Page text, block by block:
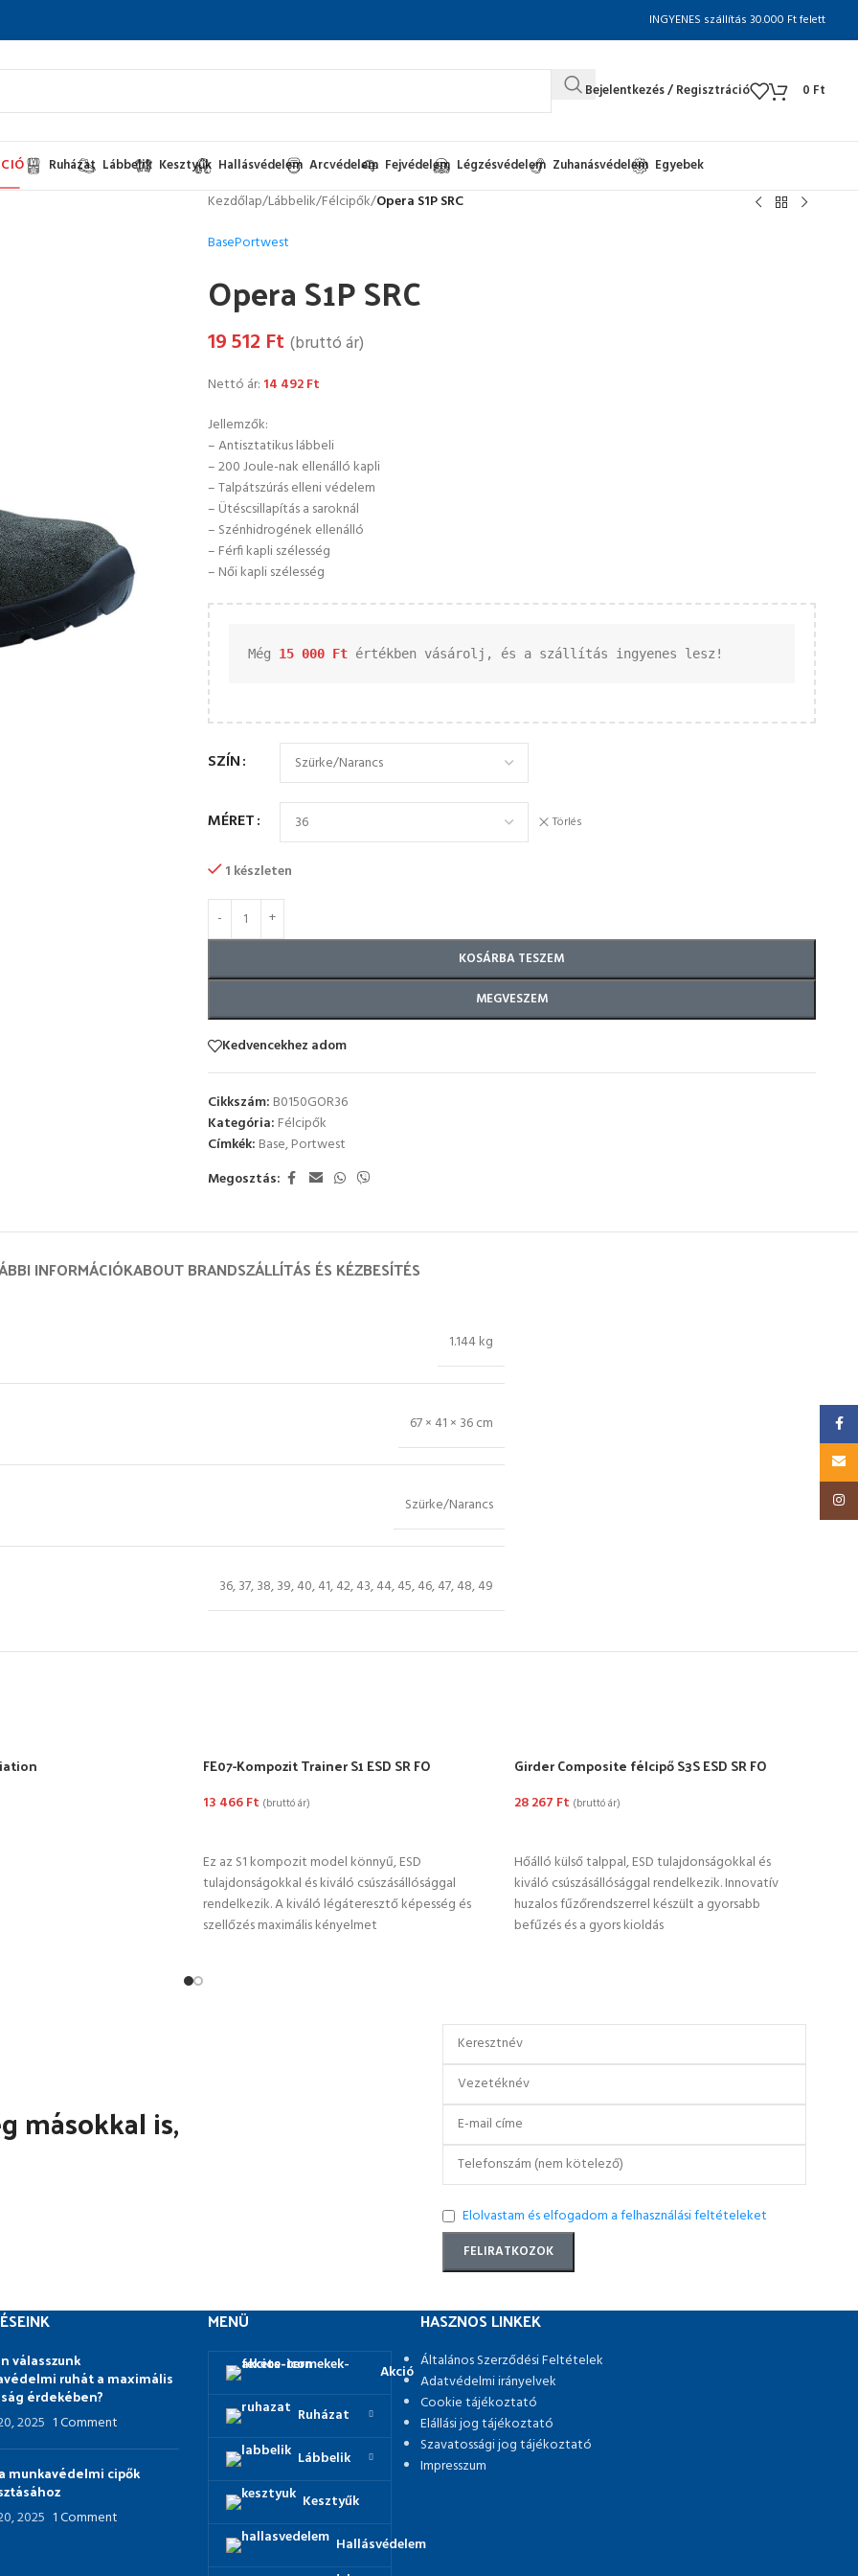
INGYENES szállítás 30.000 Ft felett
Bejelentkezés / Regisztráció 0 Ft
Ruházat Lábbelik Kesztyűk Hallásvédelem Arcvédelem Fejvédelem Légzésvédelem Zuhanásvédelem Egyebek
Kezdőlap/Lábbelik/Félcipők/Opera S1P SRC
BasePortwest
Opera S1P SRC
19 512 Ft (bruttó ár)
Nettó ár: 14 492Ft
Jellemzők:
– Antisztatikus lábbeli
– 200 Joule-nak ellenálló kapli
– Talpátszúrás elleni védelem
– Ütéscsillapítás a saroknál
– Szénhidrogének ellenálló
– Férfi kapli szélesség
– Női kapli szélesség
Még 15 000 Ft értékben vásárolj, és a szállítás ingyenes lesz!
SZÍN
MÉRET Törlés
1 készleten
KOSÁRBA TESZEM
MEGVESZEM
Kedvencekhez adom
Cikkszám: B0150GOR36
Kategória: Félcipők
Címkék: Base,Portwest
Megosztás:
INFORMÁCIÓKABOUT BRANDSZÁLLÍTÁS ÉS KÉZBESÍTÉS
1.144 kg
67 × 41 × 36 cm
Szürke/Narancs
36,37,38,39,40,41,42,43,44,45,46,47,48,49
FE07-Kompozit Trainer S1 ESD SR FO
13 466Ft (bruttó ár)
Ez az S1 kompozit model könnyű, ESD
tulajdonságokkal és kiváló csúszásállósággal
rendelkezik. A kiváló légáteresztő képesség és
szellőzés maximális kényelmet
Girder Composite félcipő S3S ESD SR FO
28 267 Ft (bruttó ár)
Hőálló külső talppal, ESD tulajdonságokkal és
kiváló csúszásállósággal rendelkezik. Innovatív
huzalos fűzőrendszerrel készült a gyorsabb
befűzés és a gyors kioldás
másokkal is,
Elolvastam és elfogadom a felhasználási feltételeket
válasszunk
ruhát a maximális
érdekében?
2025 1 Comment
munkavédelmi cipők
2025 1 Comment
MENÜ
Akció
Ruházat
Lábbelik
Kesztyűk
Hallásvédelem
HASZNOS LINKEK
Általános Szerződési Feltételek
Adatvédelmi irányelvek
Cookie tájékoztató
Elállási jog tájékoztató
Szavatossági jog tájékoztató
Impresszum
Email